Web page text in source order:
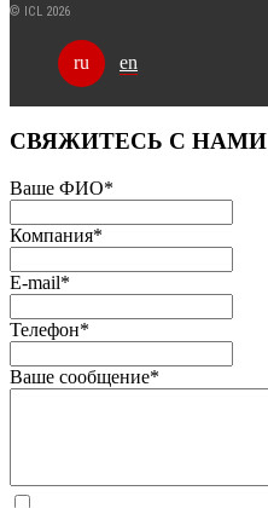
© ICL 2026
ru en
СВЯЖИТЕСЬ С НАМИ
Ваше ФИО*
Компания*
E-mail*
Телефон*
Ваше сообщение*